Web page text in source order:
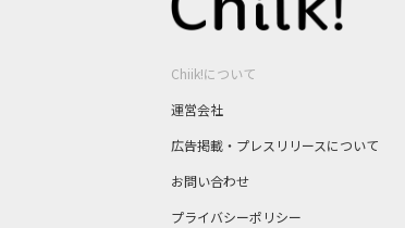
Chiik!について
運営会社
広告掲載・プレスリリースについて
お問い合わせ
プライバシーポリシー